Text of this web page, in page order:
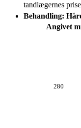
tandlægernes
Behandling:
Angivet
280